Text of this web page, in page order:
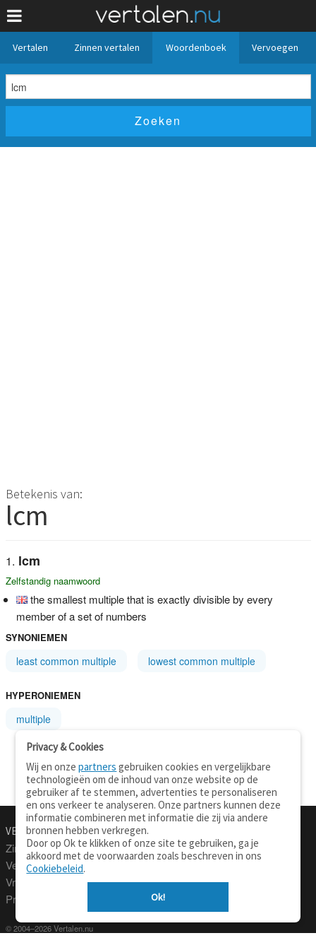
Vertalen Zinnen vertalen Woordenboek Vervoegen
Betekenis van:
lcm
lcm
Zelfstandig naamwoord
the smallest multiple that is exactly divisible by every
member of a set of numbers
SYNONIEMEN
least common multiple lowest common multiple
HYPERONIEMEN
multiple
VERTALEN.NU
Zinnen vertalen
Verklarend woordenboek
Vraagbaak
Professionele vertaling
© 2004–2026 Vertalen.nu
Over deze site
Privacy
Privacy & Cookies
Wij en onzepartners gebruiken cookies en vergelijkbare
technologieën om de inhoud van onze website op de
gebruiker af te stemmen, advertenties te personaliseren
en ons verkeer te analyseren. Onze partners kunnen deze
informatie combineren met informatie die zij via andere
bronnen hebben verkregen.
Door op Ok te klikken of onze site te gebruiken, ga je
akkoord met de voorwaarden zoals beschreven in ons
Cookiebeleid.
Ok!